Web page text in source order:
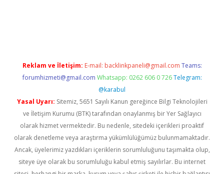
Reklam ve İletişim: E-mail: backlinkpaneli@gmail.com Teams:
forumhizmeti@gmail.com Whatsapp: 0262 606 0 726 Telegram:
@karabul
Yasal Uyarı: Sitemiz, 5651 Sayılı Kanun gereğince Bilgi Teknolojileri
ve İletişim Kurumu (BTK) tarafından onaylanmış bir Yer Sağlayıcı
olarak hizmet vermektedir. Bu nedenle, sitedeki içerikleri proaktif
olarak denetleme veya araştırma yükümlülüğümüz bulunmamaktadır.
Ancak, üyelerimiz yazdıkları içeriklerin sorumluluğunu taşımakta olup,
siteye üye olarak bu sorumluluğu kabul etmiş sayılırlar. Bu internet